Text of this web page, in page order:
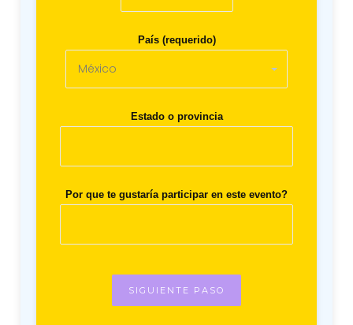
País (requerido)
Estado o provincia
Por que te gustaría participar en este evento?